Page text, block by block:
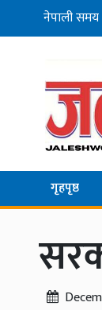
गृहपृष्ठ